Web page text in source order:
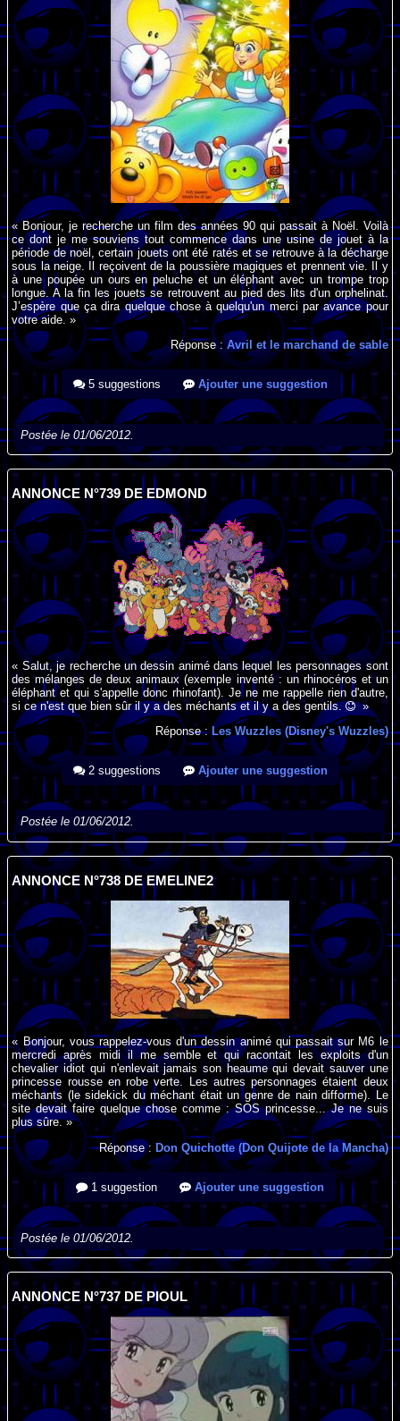
« Bonjour, je recherche un film des années 90 qui passait à Noël. Voilà
ce dont je me souviens tout commence dans une usine de jouet à la
période de noël, certain jouets ont été ratés et se retrouve à la décharge
sous la neige. Il reçoivent de la poussière magiques et prennent vie. Il y
à une poupée un ours en peluche et un éléphant avec un trompe trop
longue. A la fin les jouets se retrouvent au pied des lits d'un orphelinat.
J’espère que ça dira quelque chose à quelqu'un merci par avance pour
votre aide. »
Réponse :Avril et le marchand de sable
5 suggestions Ajouter une suggestion
Postée le 01/06/2012.
ANNONCE N°739 DE EDMOND
« Salut, je recherche un dessin animé dans lequel les personnages sont
des mélanges de deux animaux (exemple inventé : un rhinocéros et un
éléphant et qui s'appelle donc rhinofant). Je ne me rappelle rien d'autre,
si ce n'est que bien sûr il y a des méchants et il y a des gentils.
»
Réponse :Les Wuzzles (Disney's Wuzzles)
2 suggestions Ajouter une suggestion
Postée le 01/06/2012.
ANNONCE N°738 DE EMELINE2
« Bonjour, vous rappelez-vous d'un dessin animé qui passait sur M6 le
mercredi après midi il me semble et qui racontait les exploits d'un
chevalier idiot qui n'enlevait jamais son heaume qui devait sauver une
princesse rousse en robe verte. Les autres personnages étaient deux
méchants (le sidekick du méchant était un genre de nain difforme). Le
site devait faire quelque chose comme : SOS princesse... Je ne suis
plus sûre. »
Réponse : Don Quichotte (Don Quijote de la Mancha)
1 suggestion Ajouter une suggestion
Postée le 01/06/2012.
ANNONCE N°737 DE PIOUL